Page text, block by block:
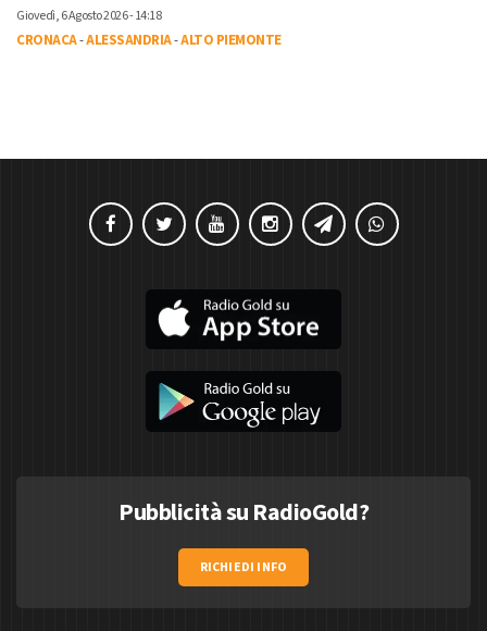
Giovedì, 6 Agosto 2026 - 14:18
CRONACA-ALESSANDRIA-ALTO PIEMONTE
Pubblicità su RadioGold?
RICHIEDI INFO